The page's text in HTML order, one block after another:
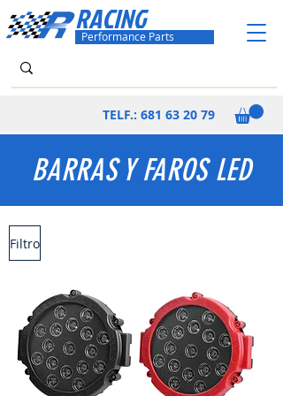
TELF.: 681 63 20 79
RACING
Performance Parts
BARRAS Y FAROS LED
Filtro